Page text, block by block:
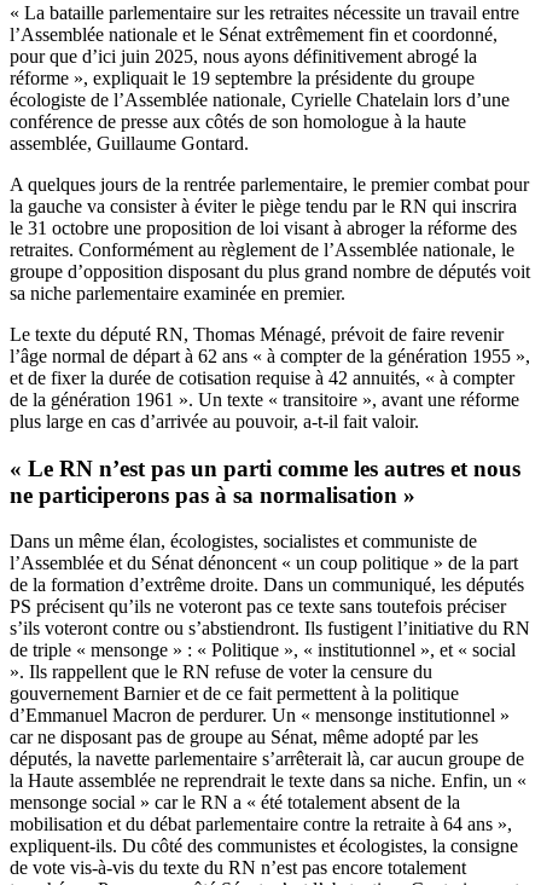
« La bataille parlementaire sur les retraites nécessite un travail entre
l’Assemblée nationale et le Sénat extrêmement fin et coordonné,
pour que d’ici juin 2025, nous ayons définitivement abrogé la
réforme », expliquait le 19 septembre la présidente du groupe
écologiste de l’Assemblée nationale, Cyrielle Chatelain lors d’une
conférence de presse aux côtés de son homologue à la haute
assemblée, Guillaume Gontard.
A quelques jours de la rentrée parlementaire, le premier combat pour
la gauche va consister à éviter le piège tendu par le RN qui inscrira
le 31 octobre une proposition de loi visant à abroger la réforme des
retraites. Conformément au règlement de l’Assemblée nationale, le
groupe d’opposition disposant du plus grand nombre de députés voit
sa niche parlementaire examinée en premier.
Le texte du député RN, Thomas Ménagé, prévoit de faire revenir
l’âge normal de départ à 62 ans « à compter de la génération 1955 »,
et de fixer la durée de cotisation requise à 42 annuités, « à compter
de la génération 1961 ». Un texte « transitoire », avant une réforme
plus large en cas d’arrivée au pouvoir, a-t-il fait valoir.
« Le RN n’est pas un parti comme les autres et nous
ne participerons pas à sa normalisation »
Dans un même élan, écologistes, socialistes et communiste de
l’Assemblée et du Sénat dénoncent « un coup politique » de la part
de la formation d’extrême droite. Dans un communiqué, les députés
PS précisent qu’ils ne voteront pas ce texte sans toutefois préciser
s’ils voteront contre ou s’abstiendront. Ils fustigent l’initiative du RN
de triple « mensonge » : « Politique », « institutionnel », et « social
». Ils rappellent que le RN refuse de voter la censure du
gouvernement Barnier et de ce fait permettent à la politique
d’Emmanuel Macron de perdurer. Un « mensonge institutionnel »
car ne disposant pas de groupe au Sénat, même adopté par les
députés, la navette parlementaire s’arrêterait là, car aucun groupe de
la Haute assemblée ne reprendrait le texte dans sa niche. Enfin, un «
mensonge social » car le RN a « été totalement absent de la
mobilisation et du débat parlementaire contre la retraite à 64 ans »,
expliquent-ils. Du côté des communistes et écologistes, la consigne
de vote vis-à-vis du texte du RN n’est pas encore totalement